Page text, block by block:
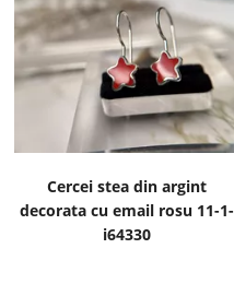
Cercei stea din argint
decorata cu email rosu 11-1-
i64330